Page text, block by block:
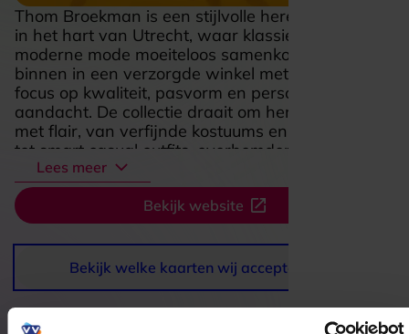
Thom Broekman is een stijlvolle herenmodezaak
in het hart van Utrecht, waar klassieke service en
moderne mode moeiteloos samenkomen. Je stapt
binnen in een verzorgde winkel met een sterke
focus op kwaliteit, pasvorm en persoonlijke
aandacht. De collectie draait om herenkleding
met flair, van verfijnde kostuums en maatwerk
tot smart casual outfits, overhemden, broeken en
luxe merken met een duidelijke Italiaanse
signatuur. Alles voelt hier doordacht en
ontspannen, zodat winkelen eerder een prettige
stijlervaring wordt dan een snelle aankoop. Juist
die combinatie van vakmanschap, goede
begeleiding en een smaakvolle selectie maakt
Thom Broekman aantrekkelijk voor mannen die
verzorgd voor de dag willen komen en daarbij
iets bijzonders zoeken.
Lees meer
Bekijk website
Bekijk welke kaarten wij accepteren